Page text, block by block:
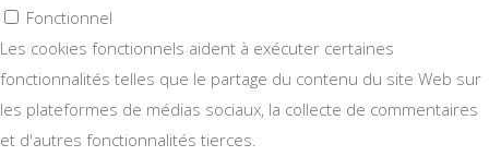
Fonctionnel
Les cookies fonctionnels aident à exécuter certaines
fonctionnalités telles que le partage du contenu du site Web sur
les plateformes de médias sociaux, la collecte de commentaires
et d'autres fonctionnalités tierces.